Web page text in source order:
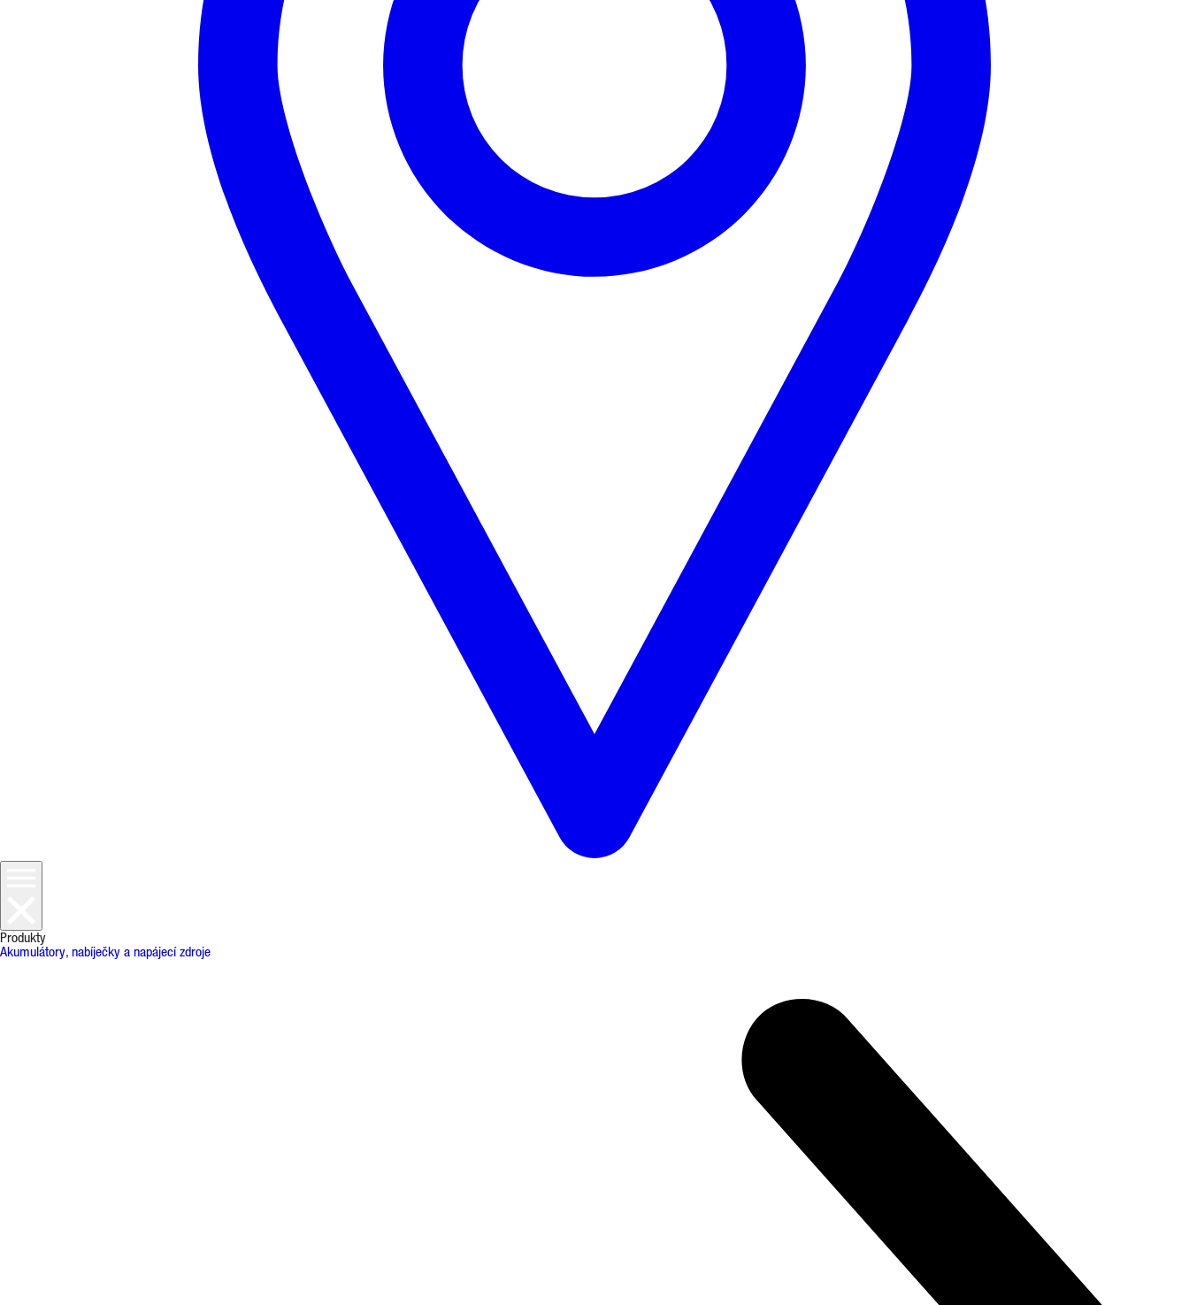
Produkty
Akumulátory, nabíječky a napájecí zdroje